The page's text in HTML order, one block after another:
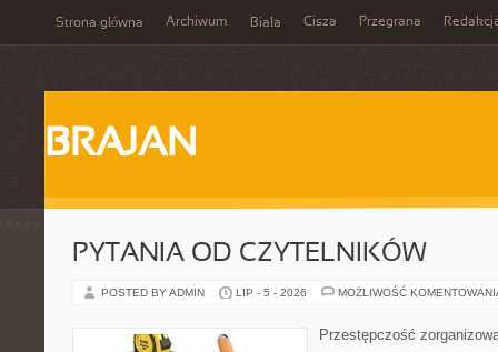
Strona główna Archiwum Biała Cisza Przegrana
BRAJAN
PYTANIA OD CZYTELNIKÓW
POSTED BY ADMIN LIP - 5 - 2026 MOŻLIWOŚĆ
Przestępczość